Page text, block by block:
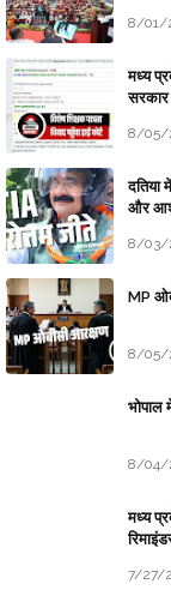
8/01/
मध्य
सरकार
8/05/
दतिया
और
8/03/
MP
8/05/
भोपाल
8/04/
मध्य
7/27/